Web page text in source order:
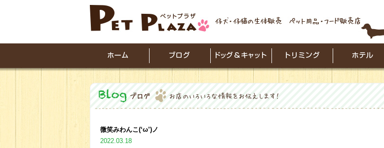
微笑みわんこ(‘ω’)ノ
2022.03.18